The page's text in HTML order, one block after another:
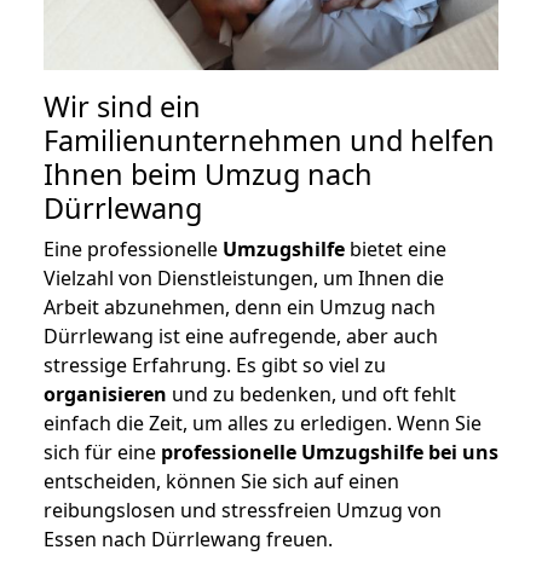
Wir sind ein
Familienunternehmen und helfen
Ihnen beim Umzug nach
Dürrlewang
Eine professionelle Umzugshilfe bietet eine
Vielzahl von Dienstleistungen, um Ihnen die
Arbeit abzunehmen, denn ein Umzug nach
Dürrlewang ist eine aufregende, aber auch
stressige Erfahrung. Es gibt so viel zu
organisieren und zu bedenken, und oft fehlt
einfach die Zeit, um alles zu erledigen. Wenn Sie
sich für eine professionelle Umzugshilfe bei uns
entscheiden, können Sie sich auf einen
reibungslosen und stressfreien Umzug von
Essen nach Dürrlewang freuen.